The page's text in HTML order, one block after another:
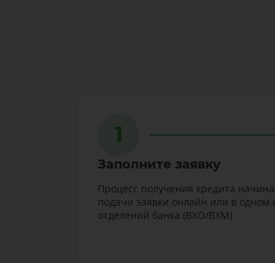
1
Заполните заявку
Процесс получения кредита
подачи заявки онлайн или в одном
отделений банка (BXO/BXM)